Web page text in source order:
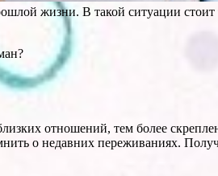
жизни. В такой ситуации стоит
отношений, тем более
о недавних переживаниях.